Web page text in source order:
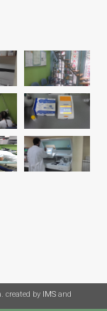
created by IMS and